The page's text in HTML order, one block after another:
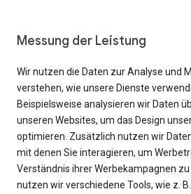
Messung der Leistung
Wir nutzen die Daten zur Analyse und
verstehen, wie unsere Dienste
Beispielsweise analysieren wir Daten
unseren Websites, um das Design
optimieren. Zusätzlich nutzen wir
mit denen Sie interagieren, um
Verständnis ihrer Werbekampagnen
nutzen wir verschiedene Tools, wie z.